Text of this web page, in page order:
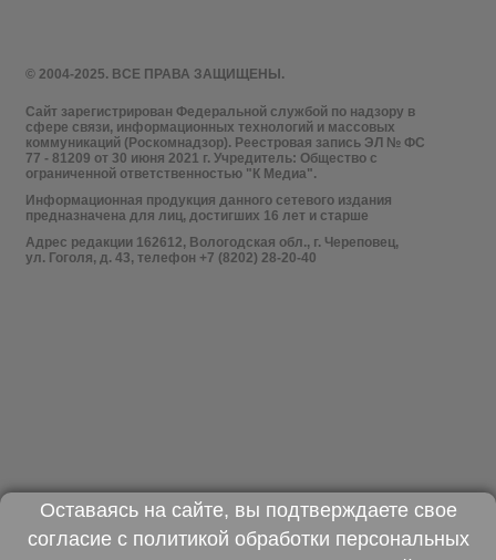
© 2004-2025. ВСЕ ПРАВА ЗАЩИЩЕНЫ.
Сайт зарегистрирован Федеральной службой по надзору в
сфере связи, информационных технологий и массовых
коммуникаций (Роскомнадзор). Реестровая запись ЭЛ № ФС
77 - 81209 от 30 июня 2021 г. Учредитель: Общество с
ограниченной ответственностью "К Медиа".
Информационная продукция данного сетевого издания
предназначена для лиц, достигших 16 лет и старше
Адрес редакции 162612, Вологодская обл., г. Череповец,
ул. Гоголя, д. 43, телефон +7 (8202) 28-20-40
Оставаясь на сайте, вы подтверждаете свое
согласие с политикой обработки персональных